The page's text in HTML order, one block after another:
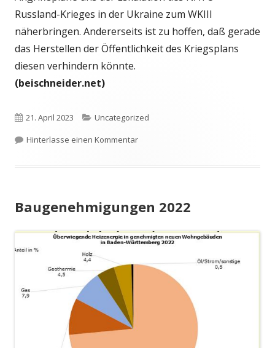
Russland-Krieges in der Ukraine zum WKIII
näherbringen. Andererseits ist zu hoffen, daß gerade
das Herstellen der Öffentlichkeit des Kriegsplans
diesen verhindern könnte.
(beischneider.net)
Veröffentlicht
am
21. April 2023 Kategorien
Uncategorized
Hinterlasse einen Kommentarzu Kriegspläne?
Baugenehmigungen 2022